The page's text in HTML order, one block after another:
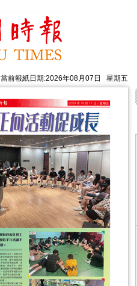
當前報紙日期:2026年08月07日 星期五